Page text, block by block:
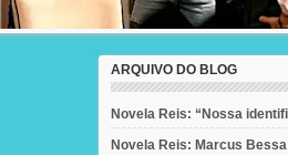
ARQUIVO DO BLOG
Novela Reis: “Nossa
Novela Reis: Marcus